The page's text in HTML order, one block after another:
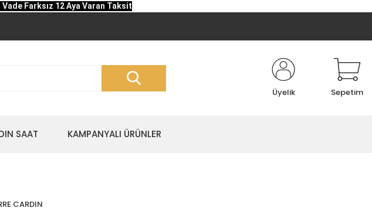
Farksız 12 Aya Varan Taksit
Üyelik Sepetim
SAAT KAMPANYALI ÜRÜNLER
CARDIN